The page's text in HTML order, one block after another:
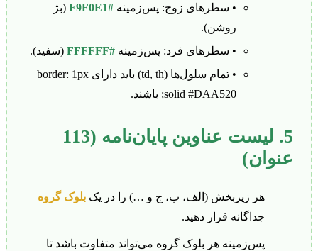
• سطرهای زوج: پس‌زمینه #F9F0E1
(بژ
روشن).
• سطرهای فرد: پس‌زمینه #FFFFFF
(سفید).
• تمام سلول‌ها (td, th) باید دارای border: 1px
solid #DAA520; باشند.
5. لیست عناوین پایان‌نامه (113
عنوان)
هر زیربخش (الف، ب، ج و …) را در یک بلوک گروه
جداگانه قرار دهید.
پس‌زمینه هر بلوک گروه می‌تواند متفاوت باشد تا